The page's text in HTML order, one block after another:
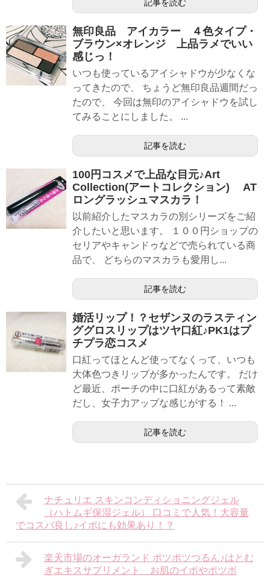
記事を読む
無印良品 アイカラー ４色タイプ・
ブラウン×オレンジ 上品ラメでいい
感じっ！
いつも使っているアイシャドウが少なくな
ってきたので、 ちょうど無印良品週間だっ
たので、 今回は無印のアイシャドウを試し
てみることにしました。 ...
記事を読む
100円コスメで上品な目元♪Art
Collection(アートコレクション) AT
ロングラッシュマスカラ！
以前紹介したマスカラの別シリーズをご紹
介したいと思います。 １００円ショップの
セリアやキャンドゥなどで売られている商
品で、 どちらのマスカラも愛用し...
記事を読む
婚活リップ！？セザンヌのラスティン
ググロスリップはツヤ口紅♪PK1はプ
チプラ恋コスメ
口紅ってほとんど使ってなくって、いつも
大体色つきリップが多かったんです。 だけ
ど最近、ポーチの中に口紅があるって素敵
だし、女子力アップな感じがする！ ...
記事を読む
ナチュリエ スキンコンディショニングジェル
（ハトムギ保湿ジェル） 口コミで人気！大容量
でコスパ良し♪イボにも効果あり！？
楽天市場のオーガランド ポツポツつるん♪はとむ
ぎエキスサプリメント お肌のイボやポツポ